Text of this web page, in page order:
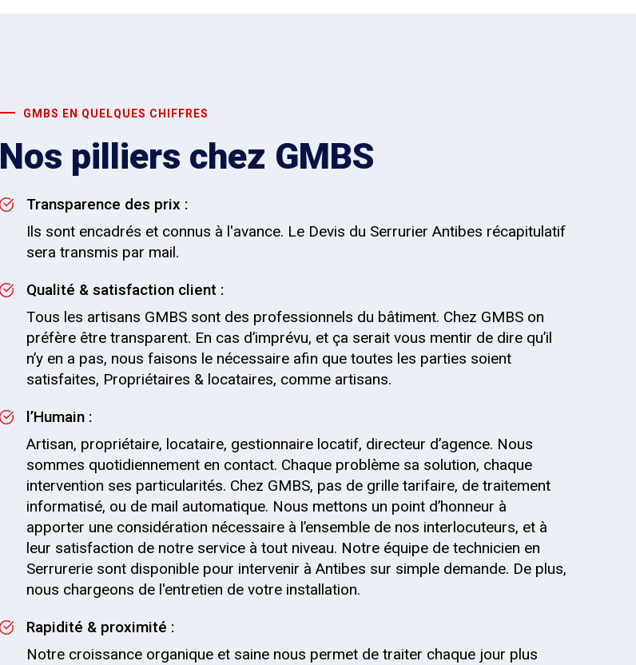
GMBS EN QUELQUES CHIFFRES
Nos pilliers chez GMBS
Transparence des prix :
Ils sont encadrés et connus à l'avance. Le Devis du Serrurier Antibes récapitulatif
sera transmis par mail.
Qualité & satisfaction client :
Tous les artisans GMBS sont des professionnels du bâtiment. Chez GMBS on
préfère être transparent. En cas d’imprévu, et ça serait vous mentir de dire qu’il
n’y en a pas, nous faisons le nécessaire afin que toutes les parties soient
satisfaites, Propriétaires & locataires, comme artisans.
l’Humain :
Artisan, propriétaire, locataire, gestionnaire locatif, directeur d’agence. Nous
sommes quotidiennement en contact. Chaque problème sa solution, chaque
intervention ses particularités. Chez GMBS, pas de grille tarifaire, de traitement
informatisé, ou de mail automatique. Nous mettons un point d’honneur à
apporter une considération nécessaire à l’ensemble de nos interlocuteurs, et à
leur satisfaction de notre service à tout niveau. Notre équipe de technicien en
Serrurerie sont disponible pour intervenir à Antibes sur simple demande. De plus,
nous chargeons de l'entretien de votre installation.
Rapidité & proximité :
Notre croissance organique et saine nous permet de traiter chaque jour plus